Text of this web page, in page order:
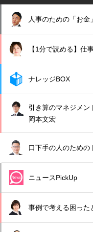
人事のための「お金
【1分で読める】仕
ナレッジBOX
引き算のマネジメン
岡本文宏
口下手の人のための
ニュースPickUp
事例で考える困った